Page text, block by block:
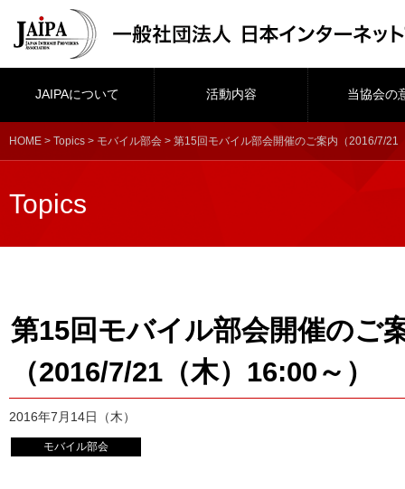
JAIPAについて 活動内容 当協会の
HOME > Topics > モバイル部会 > 第15回モバイル部会開催のご案内（2016/7/21
Topics
第15回モバイル部会開催のご
（2016/7/21（木）16:00～）
2016年7月14日（木）
モバイル部会